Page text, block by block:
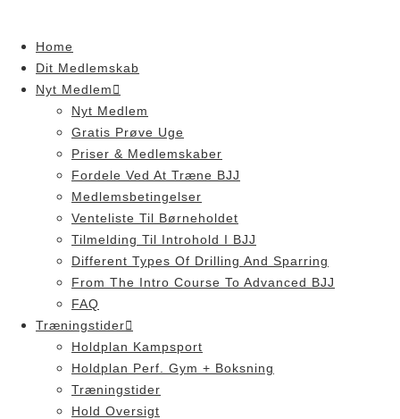
contentHome
Dit Medlemskab
Nyt Medlem
Nyt Medlem
Gratis Prøve Uge
Priser & Medlemskaber
Fordele Ved At Træne BJJ
Medlemsbetingelser
Venteliste Til Børneholdet
Tilmelding Til Introhold I BJJ
Different Types Of Drilling And Sparring
From The Intro Course To Advanced BJJ
FAQ
Træningstider
Holdplan Kampsport
Holdplan Perf. Gym + Boksning
Træningstider
Hold Oversigt